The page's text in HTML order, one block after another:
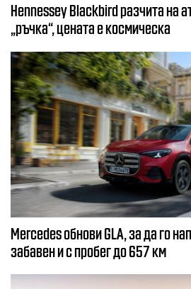
Hennessey Blackbird разчита на
„ръчка“, цената е космическа
Mercedes обнови GLA, за да го
забавен и с пробег до 657 км